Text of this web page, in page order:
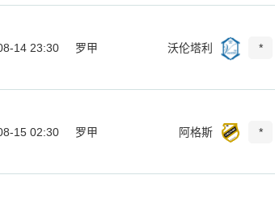
14 23:30 罗甲 沃伦塔利 *
15 02:30 罗甲 阿格斯 *